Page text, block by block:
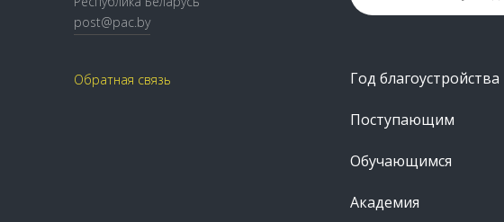
post@pac.by
Обратная связь Год благоустройства
Поступающим
Обучающимся
Академия